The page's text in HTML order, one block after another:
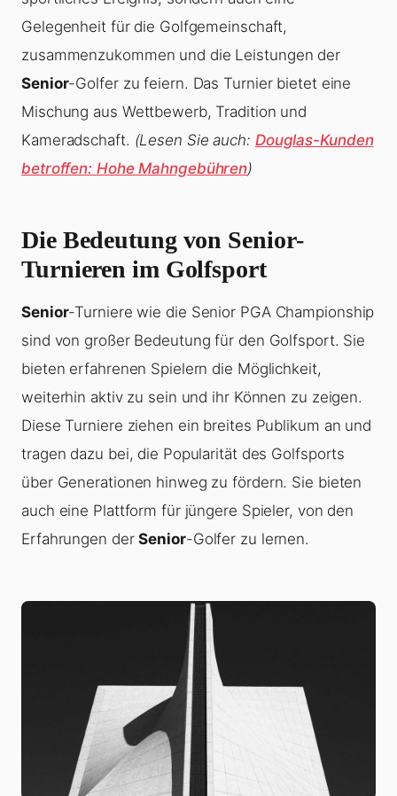
Gelegenheit für die Golfgemeinschaft,
zusammenzukommen und die Leistungen der
Senior-Golfer zu feiern. Das Turnier bietet eine
Mischung aus Wettbewerb, Tradition und
Kameradschaft. (Lesen Sie auch: Douglas-Kunden
betroffen: Hohe Mahngebühren)
Die Bedeutung von Senior-
Turnieren im Golfsport
Senior-Turniere wie die Senior PGA Championship
sind von großer Bedeutung für den Golfsport. Sie
bieten erfahrenen Spielern die Möglichkeit,
weiterhin aktiv zu sein und ihr Können zu zeigen.
Diese Turniere ziehen ein breites Publikum an und
tragen dazu bei, die Popularität des Golfsports
über Generationen hinweg zu fördern. Sie bieten
auch eine Plattform für jüngere Spieler, von den
Erfahrungen derSenior-Golfer zu lernen.